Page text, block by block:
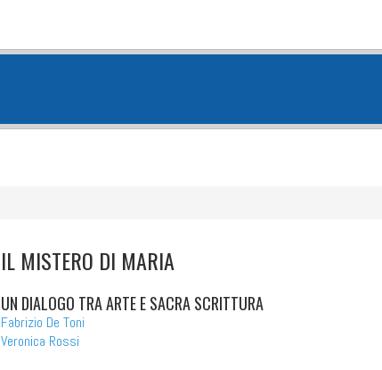
IL MISTERO DI MARIA
UN DIALOGO TRA ARTE E SACRA SCRITTURA
Fabrizio De Toni
Veronica Rossi